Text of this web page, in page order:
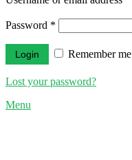
Password *
Remember me
Lost your password?
Menu